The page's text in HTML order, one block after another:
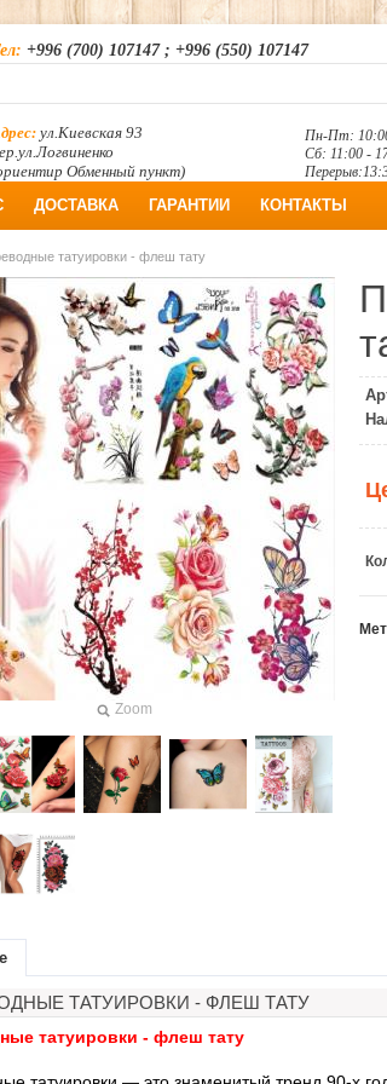
ул.Киевская 93
Обменный пункт)
+996 (700) 107147 ; +996 (550) 107147
Пн-Пт:
Сб: 11:00 -
ДОСТАВКА ГАРАНТИИ КОНТАКТЫ
для объемного
Загуститель волос
татуировки - флеш тату
Zoom
ТАТУИРОВКИ - ФЛЕШ ТАТУ
татуировки - флеш тату